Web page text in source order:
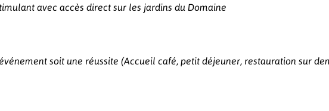
avec accès direct sur les jardins du Domaine
soit une réussite (Accueil café, petit déjeuner, restauration sur